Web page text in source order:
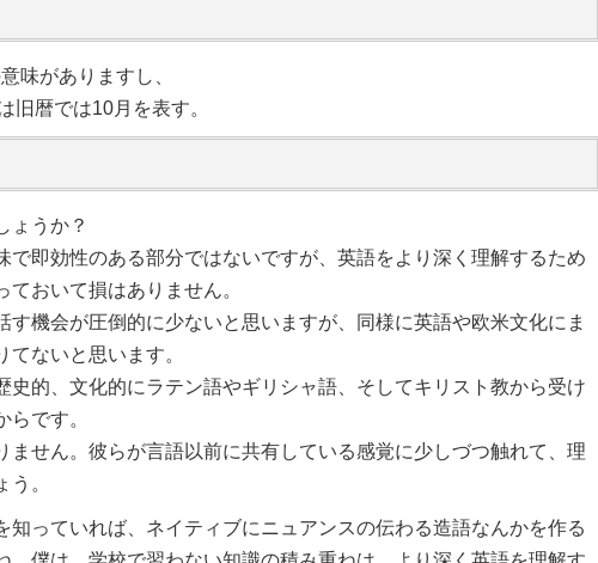
味がありますし、
旧暦では10月を表す。
ょうか？
で即効性のある部分ではないですが、英語をより深く理解するため
ておいて損はありません。
す機会が圧倒的に少ないと思いますが、同様に英語や欧米文化にま
てないと思います。
史的、文化的にラテン語やギリシャ語、そしてキリスト教から受け
らです。
ません。彼らが言語以前に共有している感覚に少しづつ触れて、理
う。
知っていれば、ネイティブにニュアンスの伝わる造語なんかを作る